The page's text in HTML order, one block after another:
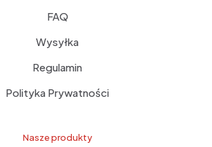
FAQ
Wysyłka
Regulamin
Polityka Prywatności
Nasze produkty